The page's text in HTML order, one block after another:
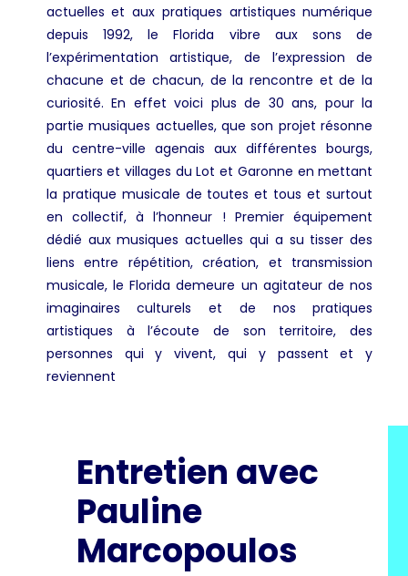
actuelles et aux pratiques artistiques numérique
depuis 1992, le Florida vibre aux sons de
l’expérimentation artistique, de l’expression de
chacune et de chacun, de la rencontre et de la
curiosité. En effet voici plus de 30 ans, pour la
partie musiques actuelles, que son projet résonne
du centre-ville agenais aux différentes bourgs,
quartiers et villages du Lot et Garonne en mettant
la pratique musicale de toutes et tous et surtout
en collectif, à l’honneur ! Premier équipement
dédié aux musiques actuelles qui a su tisser des
liens entre répétition, création, et transmission
musicale, le Florida demeure un agitateur de nos
imaginaires culturels et de nos pratiques
artistiques à l’écoute de son territoire, des
personnes qui y vivent, qui y passent et y
reviennent
Entretien avec
Pauline
Marcopoulos